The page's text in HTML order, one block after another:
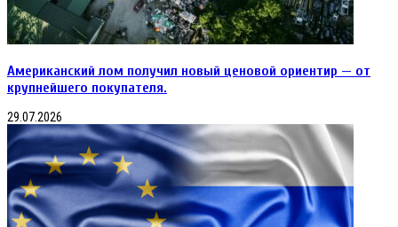
Американский лом получил новый ценовой ориентир — от
крупнейшего покупателя.
29.07.2026